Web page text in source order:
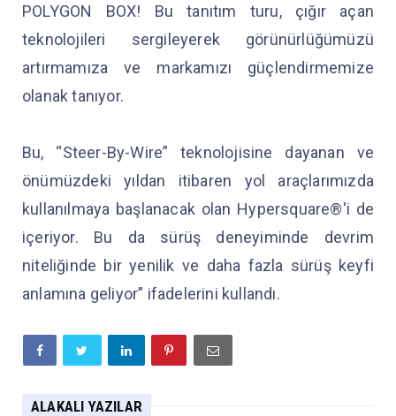
POLYGON BOX! Bu tanıtım turu, çığır açan
teknolojileri sergileyerek görünürlüğümüzü
artırmamıza ve markamızı güçlendirmemize
olanak tanıyor.
Bu, “Steer-By-Wire” teknolojisine dayanan ve
önümüzdeki yıldan itibaren yol araçlarımızda
kullanılmaya başlanacak olan Hypersquare®'i de
içeriyor. Bu da sürüş deneyiminde devrim
niteliğinde bir yenilik ve daha fazla sürüş keyfi
anlamına geliyor” ifadelerini kullandı.
ALAKALI YAZILAR